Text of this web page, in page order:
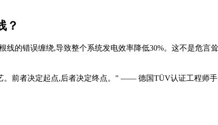
？
的错误缠绕,导致整个系统发电效率降低30%。这不是危言
。前者决定起点,后者决定终点。" —— 德国TÜV认证工程师